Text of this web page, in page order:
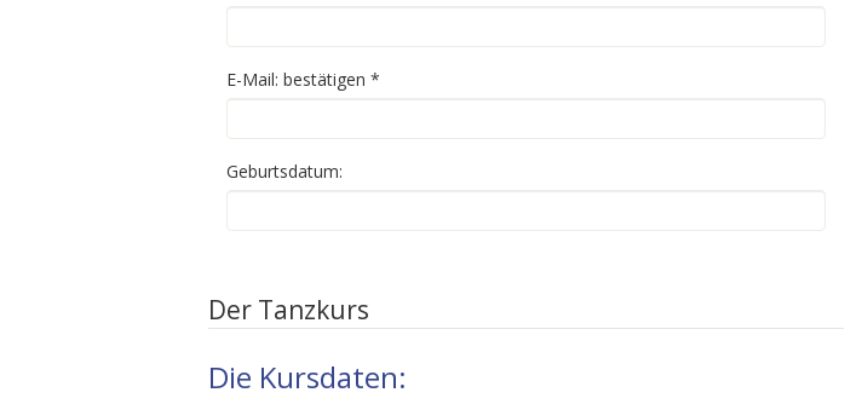
E-Mail: bestätigen *
Geburtsdatum:
Der Tanzkurs
Die Kursdaten: